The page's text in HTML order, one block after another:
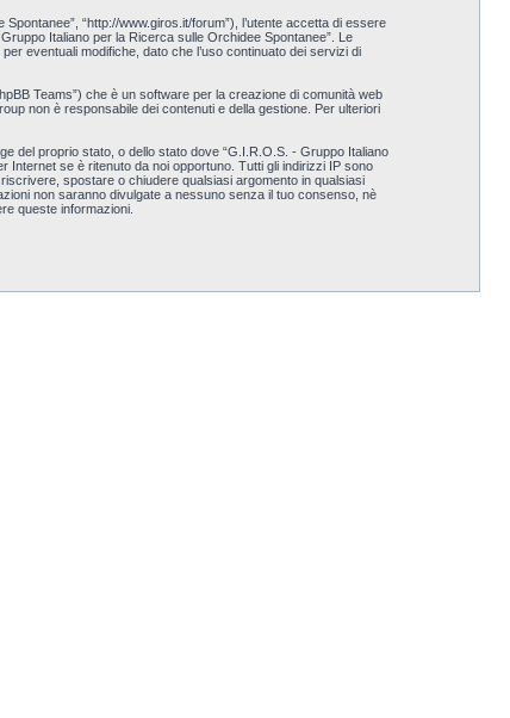
“http://www.giros.it/forum”), l’utente accetta di essere
Italiano per la Ricerca sulle Orchidee Spontanee”. Le
eventuali modifiche, dato che l’uso continuato dei servizi di
Teams”) che è un software per la creazione di comunità web
non è responsabile dei contenuti e della gestione. Per ulteriori
del proprio stato, o dello stato dove “G.I.R.O.S. - Gruppo Italiano
Internet se è ritenuto da noi opportuno. Tutti gli indirizzi IP sono
spostare o chiudere qualsiasi argomento in qualsiasi
non saranno divulgate a nessuno senza il tuo consenso, nè
queste informazioni.